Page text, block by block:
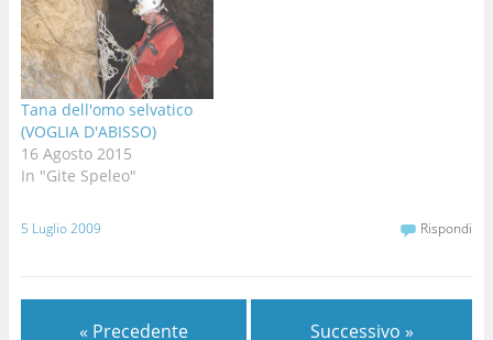
Tana dell'omo selvatico
(VOGLIA D'ABISSO)
16 Agosto 2015
In "Gite Speleo"
5 Luglio 2009 Rispondi
« Precedente Successivo »